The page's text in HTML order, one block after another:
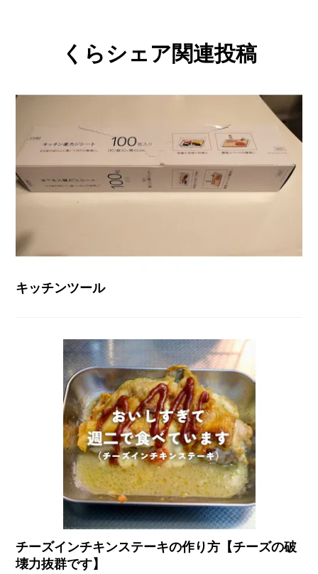
くらシェア関連投稿
キッチンツール
チーズインチキンステーキの作り方【チーズの破
壊力抜群です】